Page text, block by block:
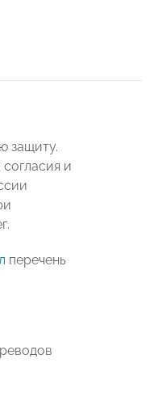
защиту.
и
перечень